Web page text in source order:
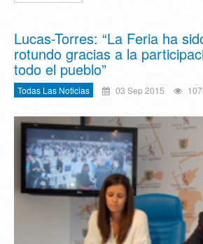
Lucas-Torres: “La Feria ha
rotundo gracias a la
todo el pueblo”
Todas Las Noticias 03 Sep 2015